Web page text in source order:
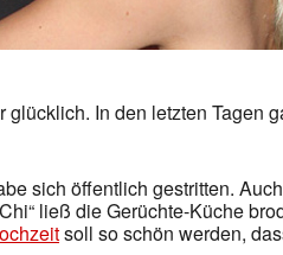
glücklich. In den letzten Tagen
sich öffentlich gestritten. Auch
ließ die Gerüchte-Küche
soll so schön werden,